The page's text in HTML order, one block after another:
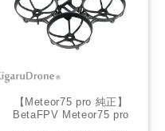
【Meteor75 pro 純正】
BetaFPV Meteor75 pro